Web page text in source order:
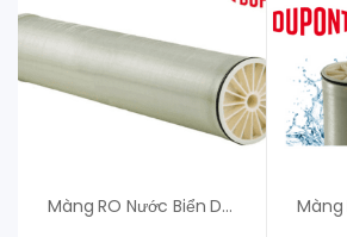
Màng RO Nước Biển DuPont FilmTec SW30XLE-400